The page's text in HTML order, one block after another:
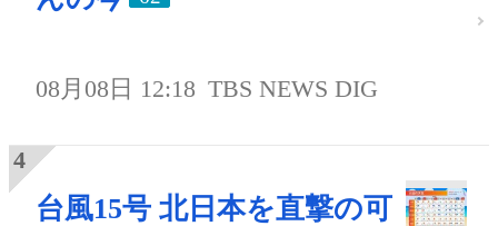
08月08日 12:18 TBS NEWS DIG
台風15号 北日本を直撃の可